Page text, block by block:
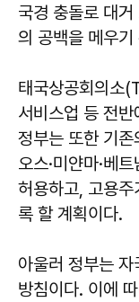
국경 충돌로 대
의 공백을 메우기
태국상공회의소
서비스업 등 전
정부는 또한 기존
오스·미얀마·베
허용하고, 고용
록 할 계획이다.
아울러 정부는
방침이다. 이에